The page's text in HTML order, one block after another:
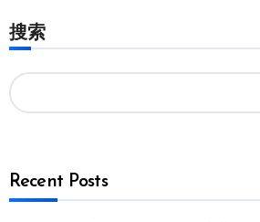
搜索
Recent Posts